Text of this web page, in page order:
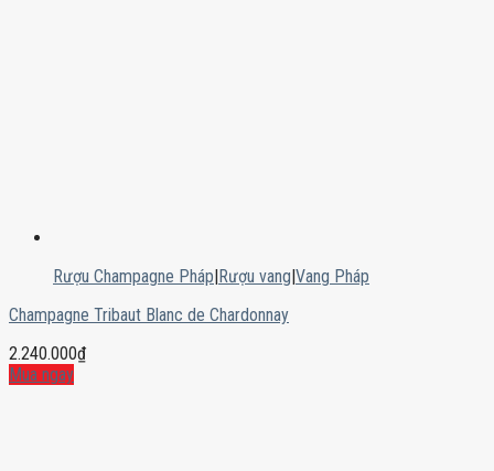
Rượu Champagne Pháp|Rượu vang|Vang Pháp
Champagne Tribaut Blanc de Chardonnay
2.240.000₫
Mua ngay